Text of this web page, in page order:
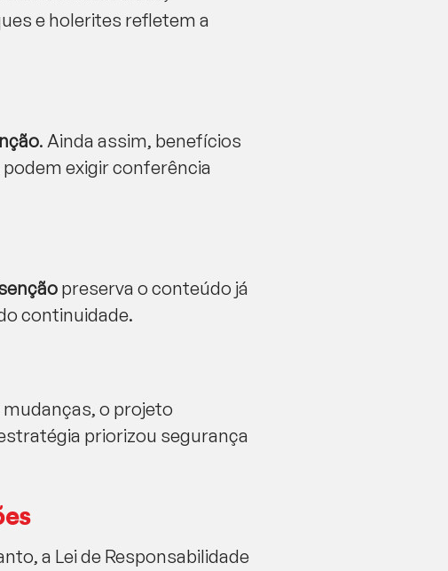
e holerites refletem a
. Ainda assim, benefícios
exigir conferência
preserva o conteúdo já
continuidade.
o projeto
priorizou segurança
a Lei de Responsabilidade